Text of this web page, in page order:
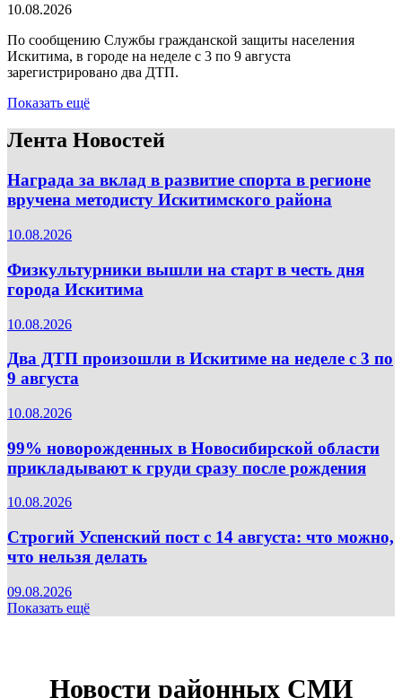
10.08.2026
По сообщению Службы гражданской защиты населения
Искитима, в городе на неделе с 3 по 9 августа
зарегистрировано два ДТП.
Показать ещё
Лента Новостей
Награда за вклад в развитие спорта в регионе
вручена методисту Искитимского района
10.08.2026
Физкультурники вышли на старт в честь дня
города Искитима
10.08.2026
Два ДТП произошли в Искитиме на неделе с 3 по
9 августа
10.08.2026
99% новорожденных в Новосибирской области
прикладывают к груди сразу после рождения
10.08.2026
Строгий Успенский пост с 14 августа: что можно,
что нельзя делать
09.08.2026
Показать ещё